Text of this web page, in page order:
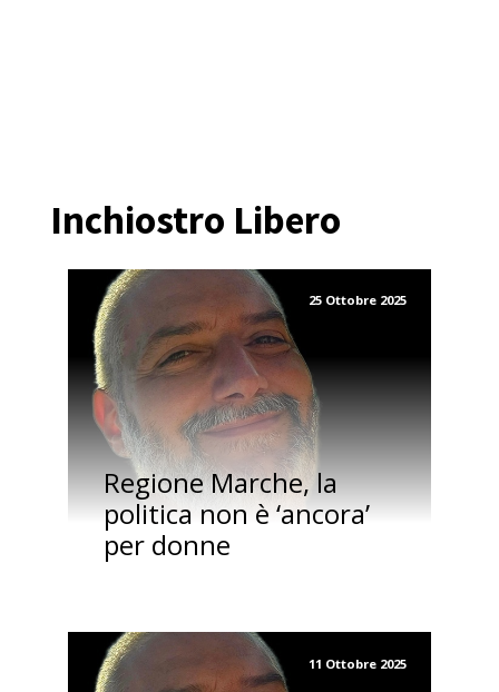
Inchiostro Libero
25 Ottobre 2025
Regione Marche, la
politica non è ‘ancora’
per donne
11 Ottobre 2025